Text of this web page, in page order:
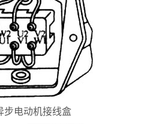
步电动机接线盒